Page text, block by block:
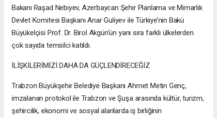
Bakanı Raşad Nebiyev, Azerbaycan Şehir Planlama ve Mimarlık
Devlet Komitesi Başkanı Anar Guliyev ile Türkiye’nin Bakü
Büyükelçisi Prof. Dr. Birol Akgün'ün yanı sıra farklı ülkelerden
çok sayıda temsilci katıldı.
İLİŞKİLERİMİZİ DAHA DA GÜÇLENDİRECEĞİZ
Trabzon Büyükşehir Belediye Başkanı Ahmet Metin Genç,
imzalanan protokol ile Trabzon ve Şuşa arasında kültür, turizm,
şehircilik, ekonomi ve sosyal alanlarda iş birliğinin